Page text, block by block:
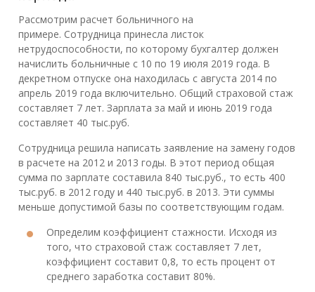
Рассмотрим расчет больничного на
примере. Сотрудница принесла листок
нетрудоспособности, по которому бухгалтер должен
начислить больничные с 10 по 19 июля 2019 года. В
декретном отпуске она находилась с августа 2014 по
апрель 2019 года включительно. Общий страховой стаж
составляет 7 лет. Зарплата за май и июнь 2019 года
составляет 40 тыс.руб.
Сотрудница решила написать заявление на замену годов
в расчете на 2012 и 2013 годы. В этот период общая
сумма по зарплате составила 840 тыс.руб., то есть 400
тыс.руб. в 2012 году и 440 тыс.руб. в 2013. Эти суммы
меньше допустимой базы по соответствующим годам.
Определим коэффициент стажности. Исходя из
того, что страховой стаж составляет 7 лет,
коэффициент составит 0,8, то есть процент от
среднего заработка составит 80%.